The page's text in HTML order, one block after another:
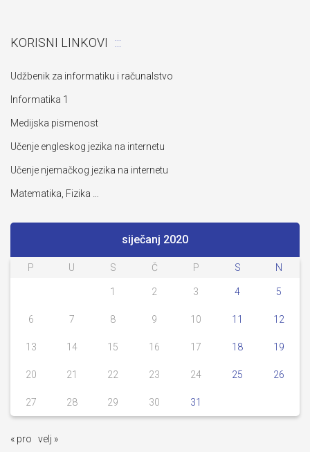
KORISNI LINKOVI
Udžbenik za informatiku i računalstvo
Informatika 1
Medijska pismenost
Učenje engleskog jezika na internetu
Učenje njemačkog jezika na internetu
Matematika, Fizika …
siječanj 2020
P U S Č P S N
1 2 3 4 5
6 7 8 9 10 11 12
13 14 15 16 17 18 19
20 21 22 23 24 25 26
27 28 29 30 31
« pro velj »